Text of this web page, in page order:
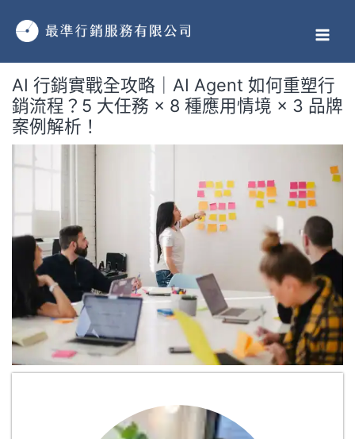
AI 行銷實戰全攻略｜AI Agent 如何重塑行
銷流程？5 大任務 × 8 種應用情境 × 3 品牌
案例解析！